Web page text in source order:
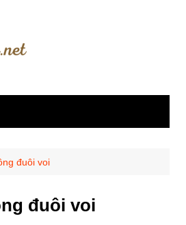
đuôi voi
đuôi voi